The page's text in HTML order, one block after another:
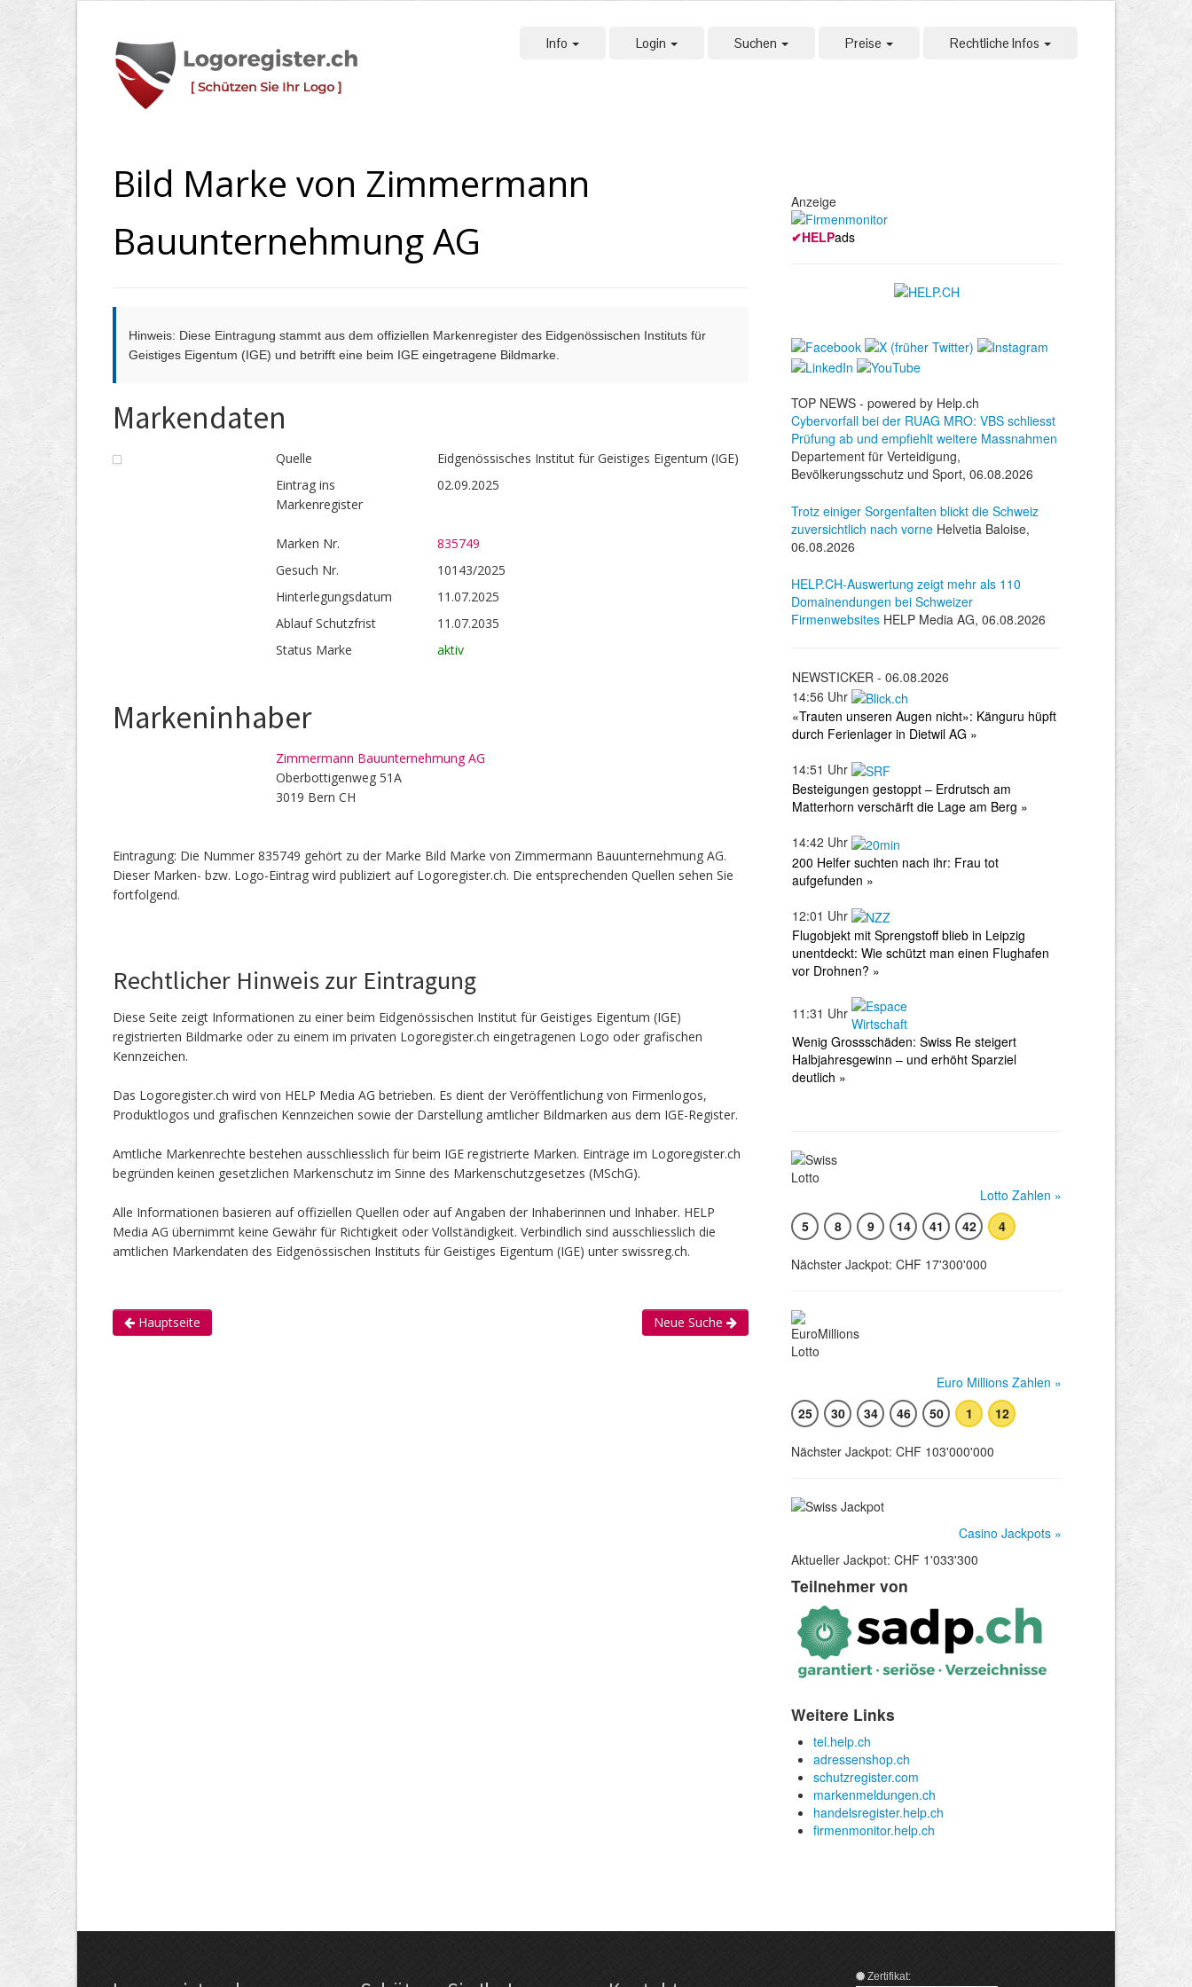
Info Login Suchen Preise Rechtliche Infos
Bild Marke von Zimmermann
Bauunternehmung AG
Hinweis: Diese Eintragung stammt aus dem offiziellen Markenregister des Eidgenössischen Instituts für
Geistiges Eigentum (IGE) und betrifft eine beim IGE eingetragene Bildmarke.
Markendaten
Quelle
Eidgenössisches Institut für Geistiges Eigentum (IGE)
Eintrag ins
Markenregister
02.09.2025
Marken Nr.
835749
Gesuch Nr.
10143/2025
Hinterlegungs­datum
11.07.2025
Ablauf Schutzfrist
11.07.2035
Status Marke
aktiv
Markeninhaber
Zimmermann Bauunternehmung AG
Oberbottigenweg 51A
3019 Bern CH
Eintragung: Die Nummer 835749 gehört zu der Marke Bild Marke von Zimmermann Bauunternehmung AG.
Dieser Marken- bzw. Logo-Eintrag wird publiziert auf Logoregister.ch. Die entsprechenden Quellen sehen Sie
fortfolgend.
Rechtlicher Hinweis zur Eintragung
Diese Seite zeigt Informationen zu einer beim Eidgenössischen Institut für Geistiges Eigentum (IGE)
registrierten Bildmarke oder zu einem im privaten Logoregister.ch eingetragenen Logo oder grafischen
Kennzeichen.
Das Logoregister.ch wird von HELP Media AG betrieben. Es dient der Veröffentlichung von Firmenlogos,
Produktlogos und grafischen Kennzeichen sowie der Darstellung amtlicher Bildmarken aus dem IGE-Register.
Amtliche Markenrechte bestehen ausschliesslich für beim IGE registrierte Marken. Einträge im Logoregister.ch
begründen keinen gesetzlichen Markenschutz im Sinne des Markenschutzgesetzes (MSchG).
Alle Informationen basieren auf offiziellen Quellen oder auf Angaben der Inhaberinnen und Inhaber. HELP
Media AG übernimmt keine Gewähr für Richtigkeit oder Vollständigkeit. Verbindlich sind ausschliesslich die
amtlichen Markendaten des Eidgenössischen Instituts für Geistiges Eigentum (IGE) unter swissreg.ch.
Hauptseite Neue Suche
Zertifikat: